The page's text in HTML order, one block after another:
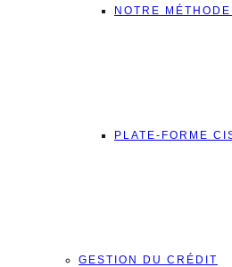
NOTRE
PLATE-FORME
GESTION DU CRÉDIT